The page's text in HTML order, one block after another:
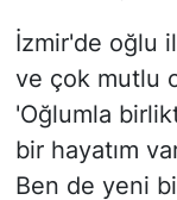
İzmir'de oğlu
ve çok mutlu
'Oğlumla
bir hayatım
Ben de yeni